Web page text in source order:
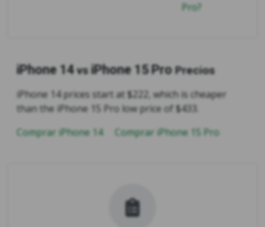
Pro?
iPhone 14 vs iPhone 15 Pro Precios
iPhone 14 prices start at $222, which is cheaper
than the iPhone 15 Pro low price of $433.
Comprar iPhone 14
Comprar iPhone 15 Pro